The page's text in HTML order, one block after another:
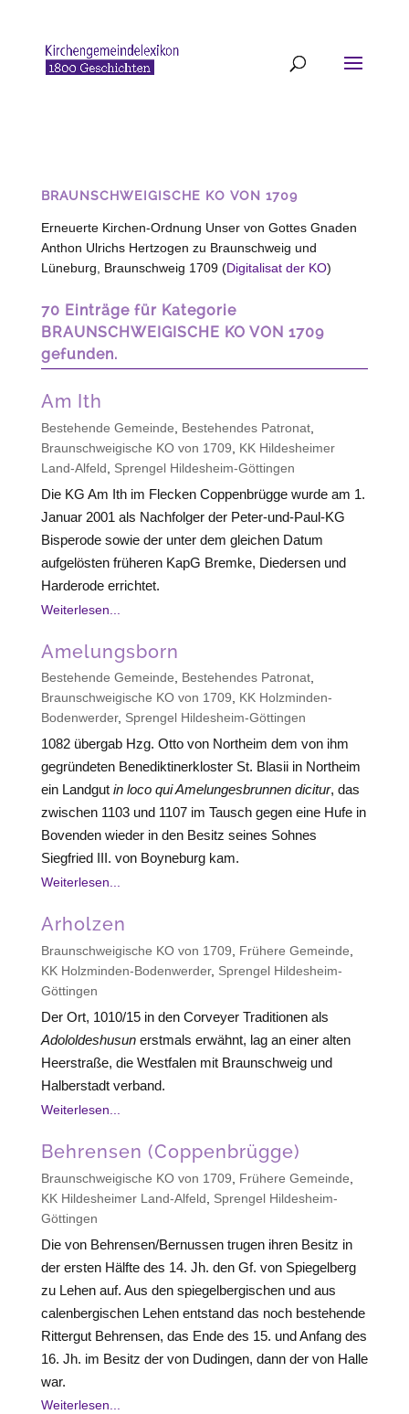
BRAUNSCHWEIGISCHE KO VON 1709
Erneuerte Kirchen-Ordnung Unser von Gottes Gnaden
Anthon Ulrichs Hertzogen zu Braunschweig und
Lüneburg, Braunschweig 1709 (Digitalisat der KO)
70 Einträge für Kategorie
BRAUNSCHWEIGISCHE KO VON 1709
gefunden.
Am Ith
Bestehende Gemeinde Bestehendes Patronat,
Braunschweigische KO von 1709
KK Hildesheimer
Land-Alfeld
Sprengel Hildesheim-Göttingen
Die KG Am Ith im Flecken Coppenbrügge wurde am 1.
Januar 2001 als Nachfolger der Peter-und-Paul-KG
Bisperode sowie der unter dem gleichen Datum
aufgelösten früheren KapG Bremke, Diedersen und
Harderode errichtet.
Weiterlesen...
Amelungsborn
Bestehende Gemeinde, Bestehendes Patronat,
Braunschweigische KO von 1709, KK Holzminden-
Bodenwerder, Sprengel Hildesheim-Göttingen
1082 übergab Hzg. Otto von Northeim dem von ihm
gegründeten Benediktinerkloster St. Blasii in Northeim
ein Landgut in loco qui Amelungesbrunnen dicitur, das
zwischen 1103 und 1107 im Tausch gegen eine Hufe in
Bovenden wieder in den Besitz seines Sohnes
Siegfried III. von Boyneburg kam.
Weiterlesen...
Arholzen
Braunschweigische KO von 1709 Frühere Gemeinde
KK Holzminden-Bodenwerder, Sprengel Hildesheim-
Göttingen
Der Ort, 1010/15 in den Corveyer Traditionen als
Adololdeshusunerstmals erwähnt, lag an einer alten
Heerstraße, die Westfalen mit Braunschweig und
Halberstadt verband.
Weiterlesen...
Behrensen (Coppenbrügge)
Braunschweigische KO von 1709 Frühere Gemeinde
KK Hildesheimer Land-Alfeld
Sprengel Hildesheim-
Göttingen
Die von Behrensen/Bernussen trugen ihren Besitz in
der ersten Hälfte des 14. Jh. den Gf. von Spiegelberg
zu Lehen auf. Aus den spiegelbergischen und aus
calenbergischen Lehen entstand das noch bestehende
Rittergut Behrensen, das Ende des 15. und Anfang des
16. Jh. im Besitz der von Dudingen, dann der von Halle
war.
Weiterlesen...